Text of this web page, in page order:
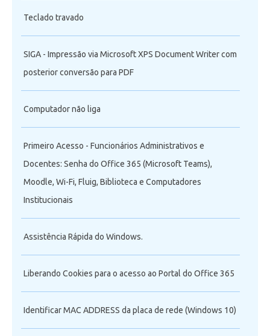
Teclado travado
SIGA - Impressão via Microsoft XPS Document Writer com
posterior conversão para PDF
Computador não liga
Primeiro Acesso - Funcionários Administrativos e
Docentes: Senha do Office 365 (Microsoft Teams),
Moodle, Wi-Fi, Fluig, Biblioteca e Computadores
Institucionais
Assistência Rápida do Windows.
Liberando Cookies para o acesso ao Portal do Office 365
Identificar MAC ADDRESS da placa de rede (Windows 10)